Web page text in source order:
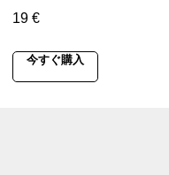
19 €
今すぐ購入